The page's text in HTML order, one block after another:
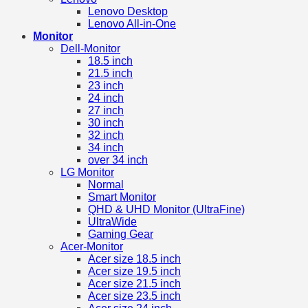
Lenovo Desktop
Lenovo All-in-One
Monitor
Dell-Monitor
18.5 inch
21.5 inch
23 inch
24 inch
27 inch
30 inch
32 inch
34 inch
over 34 inch
LG Monitor
Normal
Smart Monitor
QHD & UHD Monitor (UltraFine)
UltraWide
Gaming Gear
Acer-Monitor
Acer size 18.5 inch
Acer size 19.5 inch
Acer size 21.5 inch
Acer size 23.5 inch